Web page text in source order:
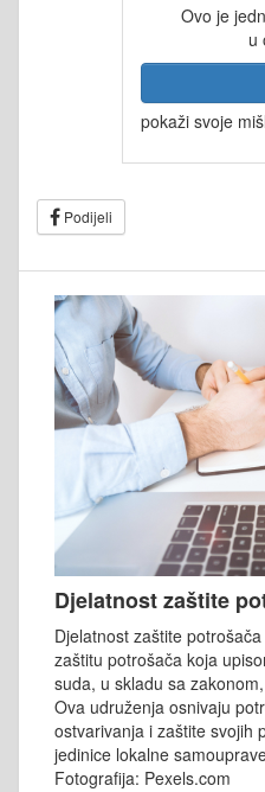
Ovo je
u
pokaži svoje
Podijeli
Djelatnost zaštite
Djelatnost zaštite
zaštitu potrošača koja
suda, u skladu sa
Ova udruženja osnivaju
ostvarivanja i zaštite svojih
jedinice lokalne
Fotografija: Pexels.com